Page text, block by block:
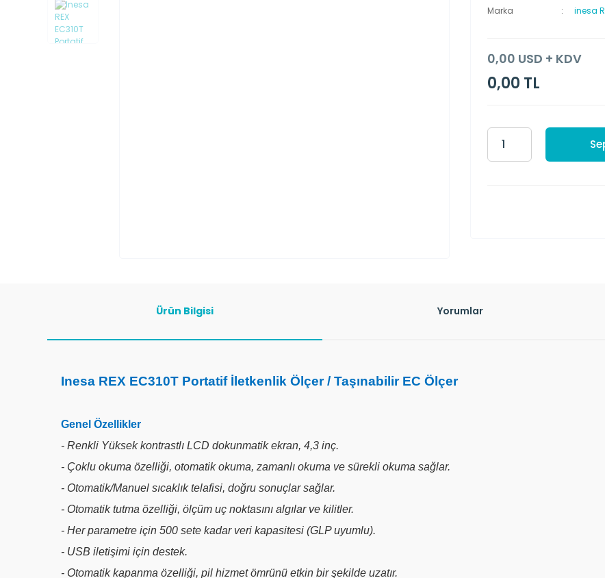
Marka
inesa
0,00 USD + KDV
0,00 TL
Ürün Bilgisi Yorumlar
Inesa REX EC310T Portatif İletkenlik Ölçer / Taşınabilir EC Ölçer
Genel Özellikler
- Renkli Yüksek kontrastlı LCD dokunmatik ekran, 4,3 inç.
- Çoklu okuma özelliği, otomatik okuma, zamanlı okuma ve sürekli okuma sağlar.
- Otomatik/Manuel sıcaklık telafisi, doğru sonuçlar sağlar.
- Otomatik tutma özelliği, ölçüm uç noktasını algılar ve kilitler.
- Her parametre için 500 sete kadar veri kapasitesi (GLP uyumlu).
- USB iletişimi için destek.
- Otomatik kapanma özelliği, pil hizmet ömrünü etkin bir şekilde uzatır.